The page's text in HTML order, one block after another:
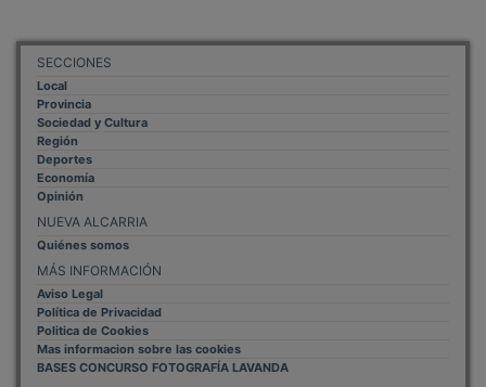
SECCIONES
Local
Provincia
Sociedad y Cultura
Región
Deportes
Economía
Opinión
NUEVA ALCARRIA
Quiénes somos
MÁS INFORMACIÓN
Aviso Legal
Política de Privacidad
Politica de Cookies
Mas informacion sobre las cookies
BASES CONCURSO FOTOGRAFÍA LAVANDA
OTROS ENLACES